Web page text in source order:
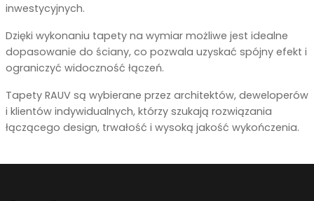
inwestycyjnych.
Dzięki wykonaniu tapety na wymiar możliwe jest idealne
dopasowanie do ściany, co pozwala uzyskać spójny efekt i
ograniczyć widoczność łączeń.
Tapety RAUV są wybierane przez architektów, deweloperów
i klientów indywidualnych, którzy szukają rozwiązania
łączącego design, trwałość i wysoką jakość wykończenia.